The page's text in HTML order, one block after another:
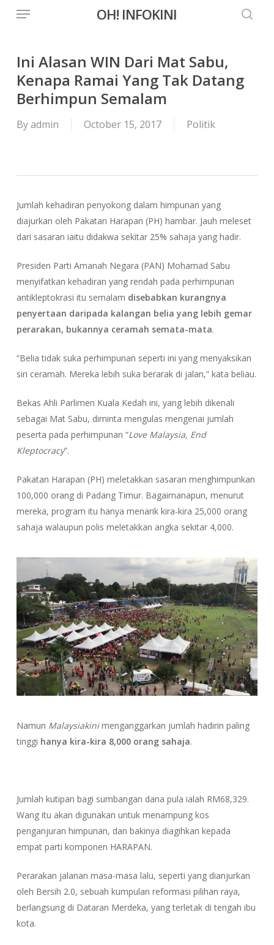
content
OH! INFOKINI
Menu
Ini Alasan WIN Dari Mat Sabu,
Kenapa Ramai Yang Tak Datang
Berhimpun Semalam
Byadmin October 15, 2017 Politik
Jumlah kehadiran penyokong dalam himpunan yang
diajurkan oleh Pakatan Harapan (PH) hambar. Jauh meleset
dari sasaran iaitu didakwa sekitar 25% sahaja yang hadir.
Presiden Parti Amanah Negara (PAN) Mohamad Sabu
menyifatkan kehadiran yang rendah pada perhimpunan
antikleptokrasi itu semalam disebabkan kurangnya
penyertaan daripada kalangan belia yang lebih gemar
perarakan, bukannya ceramah semata-mata.
“Belia tidak suka perhimpunan seperti ini yang menyaksikan
siri ceramah. Mereka lebih suka berarak di jalan,” kata beliau.
Bekas Ahli Parlimen Kuala Kedah ini, yang lebih dikenali
sebagai Mat Sabu, diminta mengulas mengenai jumlah
peserta pada perhimpunan “Love Malaysia, End
Kleptocracy”.
Pakatan Harapan (PH) meletakkan sasaran menghimpunkan
100,000 orang di Padang Timur. Bagaimanapun, menurut
mereka, program itu hanya menarik kira-kira 25,000 orang
sahaja walaupun polis meletakkan angka sekitar 4,000.
Namun Malaysiakinimenganggarkan jumlah hadirin paling
tinggi hanya kira-kira 8,000 orang sahaja.
Jumlah kutipan bagi sumbangan dana pula ialah RM68,329.
Wang itu akan digunakan untuk menampung kos
penganjuran himpunan, dan bakinya diagihkan kepada
empat parti komponen HARAPAN.
Perarakan jalanan masa-masa lalu, seperti yang dianjurkan
oleh Bersih 2.0, sebuah kumpulan reformasi pilihan raya,
berlangsung di Dataran Merdeka, yang terletak di tengah ibu
kota.